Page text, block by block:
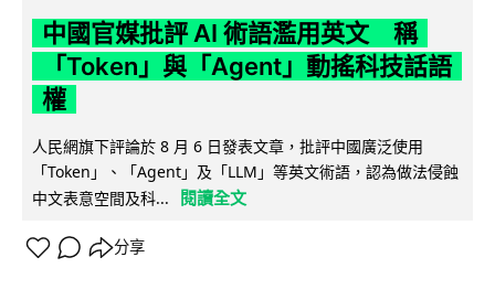
中國官媒批評 AI 術語濫用英文 稱
「Token」與「Agent」動搖科技話語
權
人民網旗下評論於 8 月 6 日發表文章，批評中國廣泛使用
「Token」、「Agent」及「LLM」等英文術語，認為做法侵蝕
中文表意空間及科...
閱讀全文
分享